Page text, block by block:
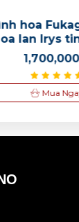
Bình hoa
FUKAGAWA SEIJI
Nghệ thuật